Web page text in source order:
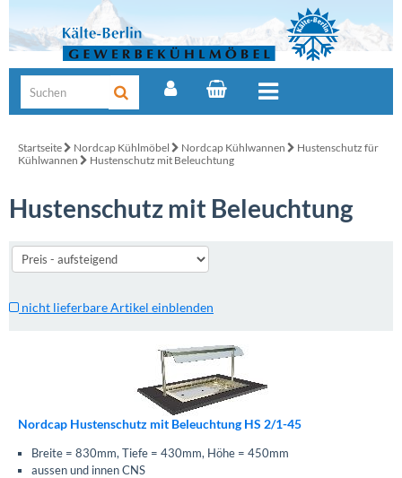
Startseite Nordcap Kühlmöbel Nordcap Kühlwannen
Hustenschutz für
Kühlwannen
Hustenschutz mit Beleuchtung
Hustenschutz mit Beleuchtung
nicht lieferbare Artikel einblenden
Nordcap Hustenschutz mit Beleuchtung HS 2/1-45
Breite = 830mm, Tiefe = 430mm, Höhe = 450mm
aussen und innen CNS